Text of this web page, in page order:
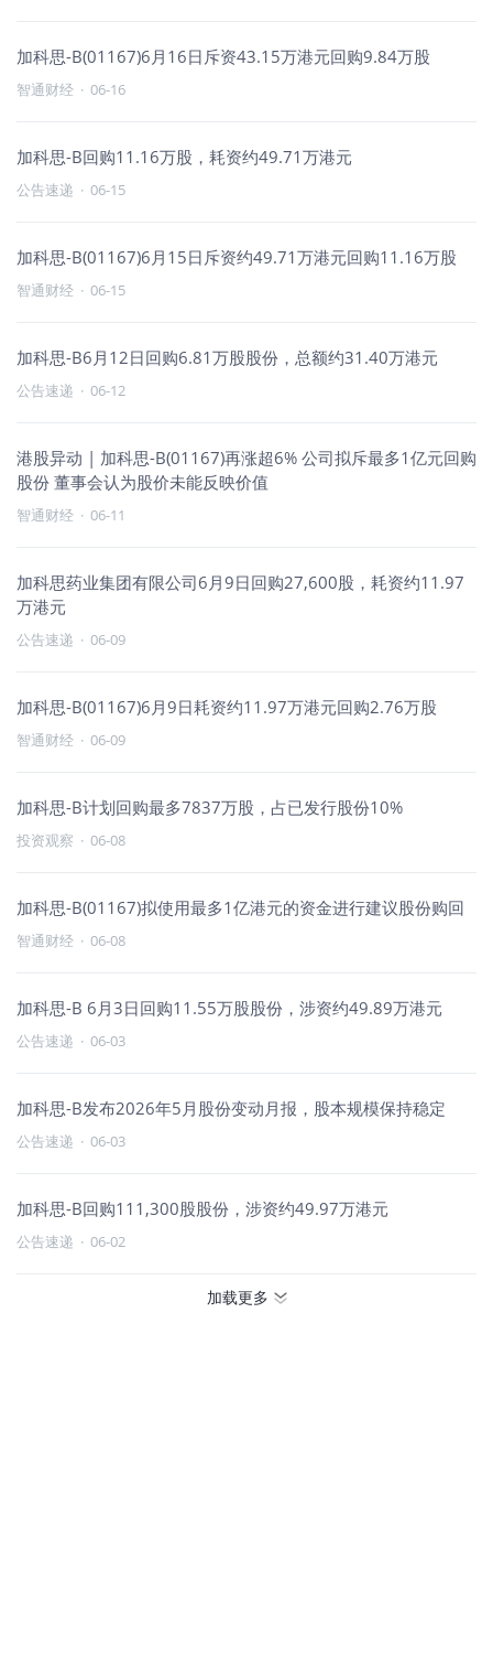
加科思-B(01167)6月16日斥资43.15万港元回购9.84万股
智通财经 · 06-16
加科思-B回购11.16万股，耗资约49.71万港元
公告速递 · 06-15
加科思-B(01167)6月15日斥资约49.71万港元回购11.16万股
智通财经 · 06-15
加科思-B6月12日回购6.81万股股份，总额约31.40万港元
公告速递 · 06-12
港股异动 | 加科思-B(01167)再涨超6% 公司拟斥最多1亿元回购
股份 董事会认为股价未能反映价值
智通财经 · 06-11
加科思药业集团有限公司6月9日回购27,600股，耗资约11.97
万港元
公告速递 · 06-09
加科思-B(01167)6月9日耗资约11.97万港元回购2.76万股
智通财经 · 06-09
加科思-B计划回购最多7837万股，占已发行股份10%
投资观察 · 06-08
加科思-B(01167)拟使用最多1亿港元的资金进行建议股份购回
智通财经 · 06-08
加科思-B 6月3日回购11.55万股股份，涉资约49.89万港元
公告速递 · 06-03
加科思-B发布2026年5月股份变动月报，股本规模保持稳定
公告速递 · 06-03
加科思-B回购111,300股股份，涉资约49.97万港元
公告速递 · 06-02
加载更多